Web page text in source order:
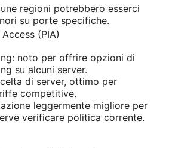
regioni potrebbero esserci
su porte specifiche.
(PIA)
noto per offrire opzioni di
su alcuni server.
di server, ottimo per
competitive.
leggermente migliore per
verificare politica corrente.